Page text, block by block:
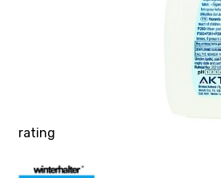
rating